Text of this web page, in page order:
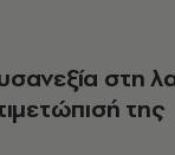
στη
της